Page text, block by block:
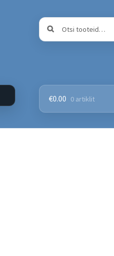
Otsi:
Otsi
€0.00 0 artiklit